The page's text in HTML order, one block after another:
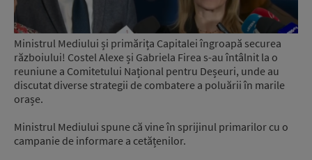
Ministrul Mediului și primărița Capitalei îngroapă securea
războiului! Costel Alexe și Gabriela Firea s-au întâlnit la o
reuniune a Comitetului Național pentru Deșeuri, unde au
discutat diverse strategii de combatere a poluării în marile
orașe.
Ministrul Mediului spune că vine în sprijinul primarilor cu o
campanie de informare a cetățenilor.